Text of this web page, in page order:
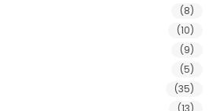
(8)
(10)
(9)
(5)
(35)